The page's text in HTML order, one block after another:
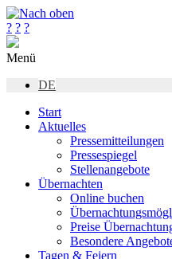
? ? ?
Menü
DE
Start
Aktuelles
Pressemitteilungen
Pressespiegel
Stellenangebote
Übernachten
Online buchen
Preise
Besondere
Tagen & Feiern